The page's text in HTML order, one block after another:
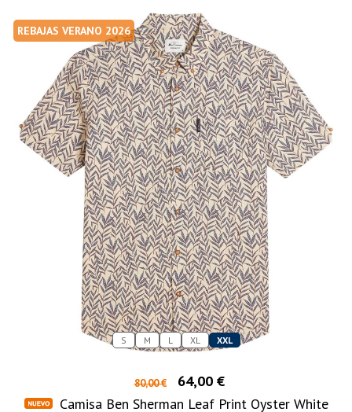
REBAJAS VERANO 2026
S M L XL XXL
80,00 €
64,00 €
Camisa Ben Sherman Leaf Print Oyster White